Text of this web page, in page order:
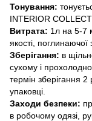
Тонування:
INTERIOR
Витрата: 1л на 5-7
якості, поглинаючої
Зберігання: в
сухому і
термін зберігання
упаковці.
Заходи безпеки:
в робочому одязі,